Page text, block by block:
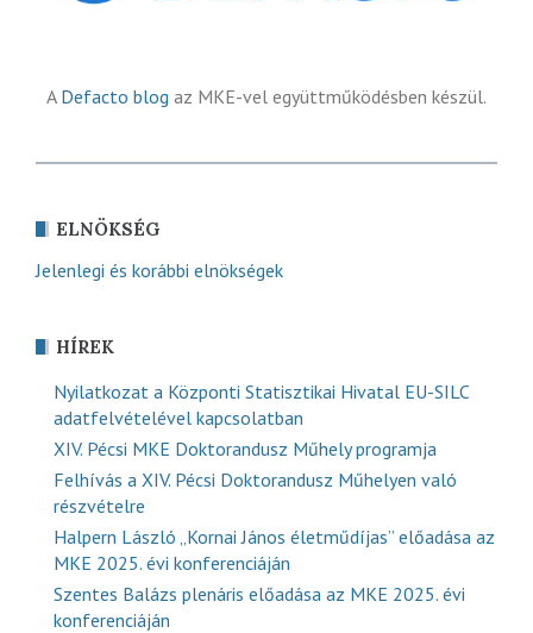
A Defacto blog az MKE-vel együttműködésben készül.
ELNÖKSÉG
Jelenlegi és korábbi elnökségek
HÍREK
Nyilatkozat a Központi Statisztikai Hivatal EU-SILC
adatfelvételével kapcsolatban
XIV. Pécsi MKE Doktorandusz Műhely programja
Felhívás a XIV. Pécsi Doktorandusz Műhelyen való
részvételre
Halpern László „Kornai János életműdíjas” előadása az
MKE 2025. évi konferenciáján
Szentes Balázs plenáris előadása az MKE 2025. évi
konferenciáján